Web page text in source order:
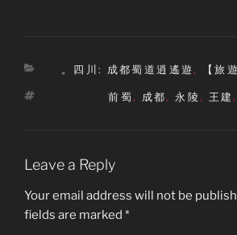
Categories
。四川: 成都蜀道逍遙遊, 【旅
Tags
前蜀, 成都,永陵, 王建,
Leave a Reply
Your email address will not be
fields are marked *